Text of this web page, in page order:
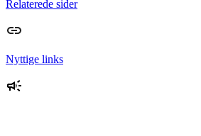
Relaterede sider
Nyttige links